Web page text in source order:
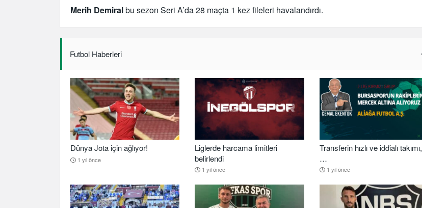
Merih Demiralbu sezon Seri A’da 28 maçta 1 kez fileleri havalandırdı.
Futbol Haberleri
Dünya Jota için ağlıyor!
1 yıl önce
Liglerde harcama limitleri
belirlendi
1 yıl önce
Transferin hızlı ve iddialı takımı,
…
1 yıl önce